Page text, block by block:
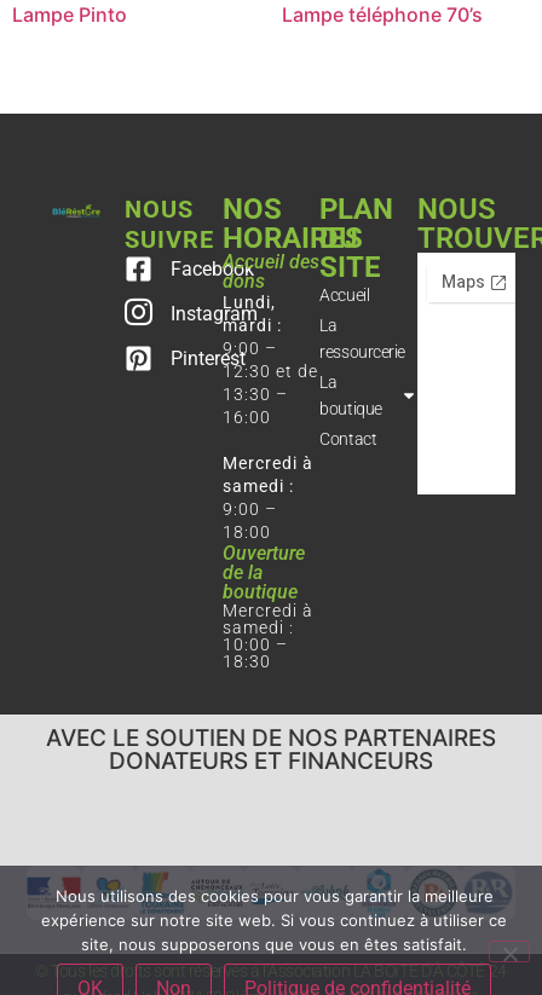
Lampe Pinto Lampe téléphone 70’s
NOUS
SUIVRE
Facebook
Instagram
Pinterest
NOS
HORAIRES
Accueil des
dons
Lundi,
mardi :
9:00 –
12:30 et de
13:30 –
16:00
Mercredi à
samedi :
9:00 –
18:00
Ouverture
de la
boutique
Mercredi à
samedi :
10:00 –
18:30
PLAN
DU
SITE
Accueil
La
ressourcerie
La
boutique
Contact
NOUS
AVEC LE SOUTIEN DE NOS PARTENAIRES
DONATEURS ET FINANCEURS
© Tous les droits sont réservés à l’Association LA BOITE D’À CÔTÉ 24
Nous utilisons des cookies pour vous garantir la meilleure
expérience sur notre site web. Si vous continuez à utiliser ce
site, nous supposerons que vous en êtes satisfait.
OK Non Politique de confidentialité